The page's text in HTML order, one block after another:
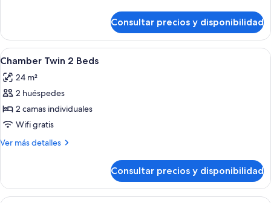
Suite
Consultar precios y disponibilidad
Abrir
todas
las
fotos
de
Chamber
Twin
Habitación de hotel con cama, baño
3
Chamber Twin 2 Beds
24 m²
2 huéspedes
2 camas individuales
Wifi gratis
Ver más detalles
Más
Twin
Consultar precios y disponibilidad
Habitación de hotel con una cama